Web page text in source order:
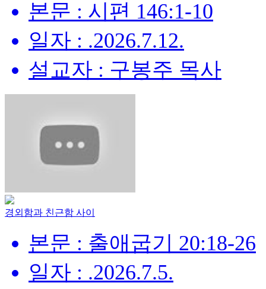
본문 : 시편 146:1-10
일자 : .2026.7.12.
설교자 : 구봉주 목사
경외함과 친근함 사이
본문 : 출애굽기 20:18-26
일자 : .2026.7.5.